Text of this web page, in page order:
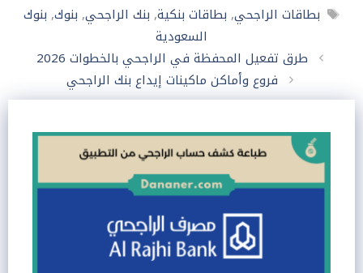
الوسوم
بطاقات الراجحي, بطاقات بنكية, بنك الراجحي, بنوك, بنوك
السعودية
طرق تفعيل المحفظة في الراجحي بالخطوات 2026
فروع وأماكن ماكينات إيداع بنك الراجحي